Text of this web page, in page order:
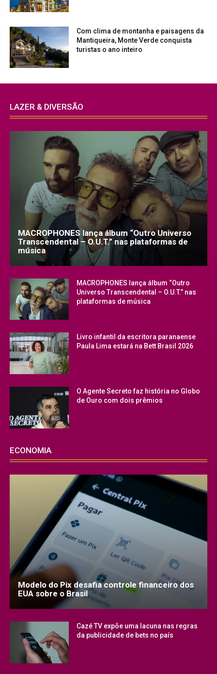
Com clima de montanha e paisagens da
Mantiqueira, Monte Verde conquista
turistas o ano inteiro
LAZER & DIVERSÃO
MACROPHONES lança álbum “Outro Universo
Transcendental – O.U.T.” nas plataformas de
música
MACROPHONES lança álbum “Outro
Universo Transcendental – O.U.T.” nas
plataformas de música
Livro infantil da escritora paranaense
Paula Lima estará na Bett Brasil 2026
O Agente Secreto faz história no Globo
de Ouro com dois prêmios
ECONOMIA
Modelo do Pix desafia controle financeiro dos
EUA sobre o Brasil
Cazé TV expõe uma lacuna nas regras
da publicidade de bets no país